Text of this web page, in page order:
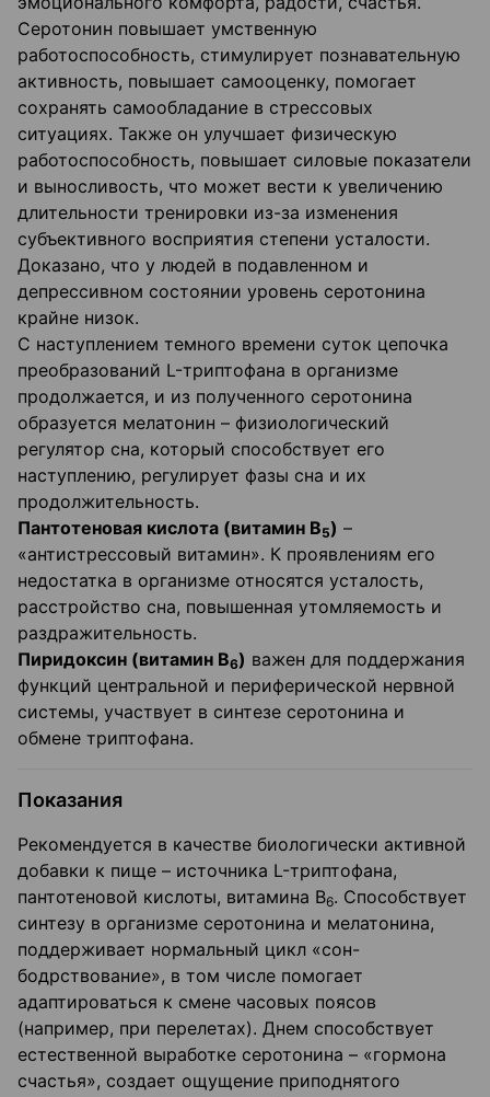
Серотонин повышает умственную
работоспособность, стимулирует познавательную
активность, повышает самооценку, помогает
сохранять самообладание в стрессовых
ситуациях. Также он улучшает физическую
работоспособность, повышает силовые показатели
и выносливость, что может вести к увеличению
длительности тренировки из-за изменения
субъективного восприятия степени усталости.
Доказано, что у людей в подавленном и
депрессивном состоянии уровень серотонина
крайне низок.
С наступлением темного времени суток цепочка
преобразований L-триптофана в организме
продолжается, и из полученного серотонина
образуется мелатонин – физиологический
регулятор сна, который способствует его
наступлению, регулирует фазы сна и их
продолжительность.
Пантотеновая кислота (витамин В5) –
«антистрессовый витамин». К проявлениям его
недостатка в организме относятся усталость,
расстройство сна, повышенная утомляемость и
раздражительность.
Пиридоксин (витамин В6) важен для поддержания
функций центральной и периферической нервной
системы, участвует в синтезе серотонина и
обмене триптофана.
Показания
Рекомендуется в качестве биологически активной
добавки к пище – источника L-триптофана,
пантотеновой кислоты, витамина В6. Способствует
синтезу в организме серотонина и мелатонина,
поддерживает нормальный цикл «сон-
бодрствование», в том числе помогает
адаптироваться к смене часовых поясов
(например, при перелетах). Днем способствует
естественной выработке серотонина – «гормона
счастья», создает ощущение приподнятого